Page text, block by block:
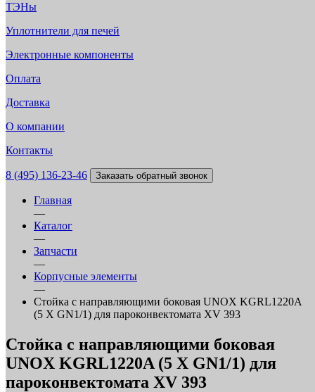
ТЭНы
Уплотнители для печей
Электронные компоненты
Оплата
Доставка
О компании
Контакты
8 (495) 136-23-46 Заказать обратный звонок
Главная
—
Каталог
—
Запчасти
—
Корпусные элементы
—
Стойка с направляющими боковая UNOX KGRL1220A
(5 Х GN1/1) для пароконвектомата XV 393
Стойка с направляющими боковая
UNOX KGRL1220A (5 Х GN1/1) для
пароконвектомата XV 393